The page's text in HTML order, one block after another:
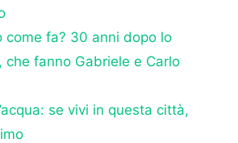
come fa? 30 anni dopo lo
che fanno Gabriele e Carlo
se vivi in questa città,